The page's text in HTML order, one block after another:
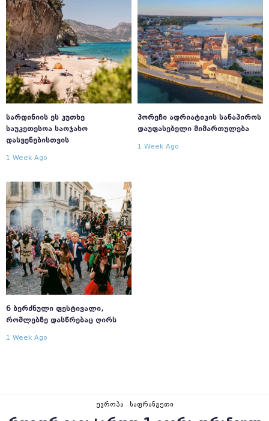
ᲡᲐᲠᲓᲘᲜᲘᲘᲡ ᲔᲡ ᲙᲣᲗᲮᲔ
ᲡᲐᲣᲙᲔᲗᲔᲡᲝᲐ ᲡᲐᲝᲯᲐᲮᲝ
ᲓᲐᲡᲕᲔᲜᲔᲑᲘᲡᲗᲕᲘᲡ
1 Week Ago
ᲞᲝᲠᲔᲩᲘ ᲐᲓᲠᲘᲐᲢᲘᲙᲘᲡ ᲡᲐᲜᲐᲞᲘᲠᲝᲡ
ᲓᲐᲣᲤᲐᲡᲔᲑᲔᲚᲘ ᲛᲘᲛᲐᲠᲗᲣᲚᲔᲑᲐ
1 Week Ago
6 ᲑᲔᲠᲫᲜᲣᲚᲘ ᲤᲔᲡᲢᲘᲕᲐᲚᲘ,
ᲠᲝᲛᲚᲔᲑᲖᲔ ᲓᲐᲡᲬᲠᲔᲑᲐᲪ ᲦᲘᲠᲡ
1 Week Ago
ᲔᲕᲠᲝᲞᲐ ᲡᲐᲤᲠᲐᲜᲒᲔᲗᲘ